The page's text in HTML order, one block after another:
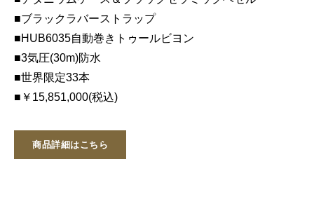
■ブラックラバーストラップ
■HUB6035自動巻きトゥールビヨン
■3気圧(30m)防水
■世界限定33本
■￥15,851,000(税込)
商品詳細はこちら